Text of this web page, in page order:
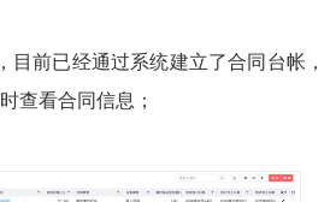
目前已经通过系统建立了合同台帐，
查看合同信息；